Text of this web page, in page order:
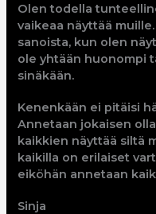
Olen todella
vaikeaa näyttää
sanoista, kun olen
ole yhtään huonompi
sinäkään.
Kenenkään ei pitäisi
Annetaan jokaisen
kaikkien näyttää siltä
kaikilla on erilaiset
eiköhän annetaan
Sinja